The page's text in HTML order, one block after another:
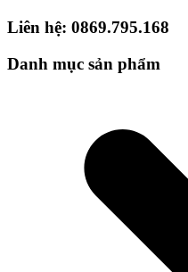
Liên hệ: 0869.795.168
Danh mục sản phẩm